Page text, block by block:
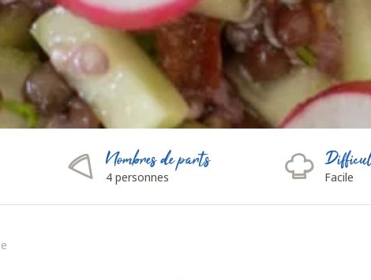
Nombres de parts
4 personnes Facile